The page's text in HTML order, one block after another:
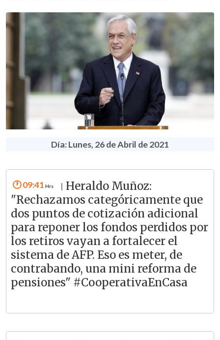
Día: Lunes, 26 de Abril de 2021
09:41
Heraldo Muñoz:
"Rechazamos categóricamente que
dos puntos de cotización adicional
para reponer los fondos perdidos por
los retiros vayan a fortalecer el
sistema de AFP. Eso es meter, de
contrabando, una mini reforma de
pensiones" #CooperativaEnCasa